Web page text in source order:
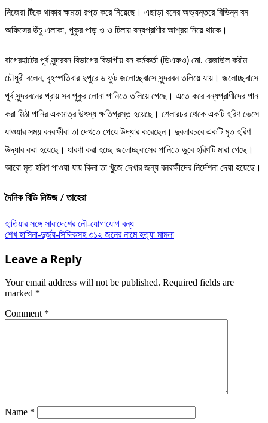
নিজেরা টিকে থাকার ক্ষমতা রপ্ত করে নিয়েছে। এছাড়া বনের অভ্যন্তরে বিভিন্ন বন
অফিসের উঁচু এলাকা, পুকুর পাড় ও ও টিলায় বন্যপ্রাণীর আশ্রয় নিয়ে থাকে।
বাগেরহাটের পূর্ব সুন্দরবন বিভাগের বিভাগীয় বন কর্মকর্তা (ডিএফও) মো. রেজাউল করীম
চৌধুরী বলেন, বৃহস্পতিবার দুপুরে ৬ ফুট জলোচ্ছ্বাসে সুন্দরবন তলিয়ে যায়। জলোচ্ছ্বাসে
পূর্ব সুন্দরবনের প্রায় সব পুকুর লোনা পানিতে তলিয়ে গেছে। এতে করে বন্যপ্রাণীদের পান
করা মিঠা পানির একমাত্র উৎস্য ক্ষতিগ্রস্ত হয়েছে। শেলারচর থেকে একটি হরিণ ভেসে
যাওয়ার সময় বনরক্ষীরা তা দেখতে পেয়ে উদ্ধার করেছেন। দুবলারচরে একটি মৃত হরিণ
উদ্ধার করা হয়েছে। ধারণা করা হচ্ছে জলোচ্ছ্বাসের পানিতে ডুবে হরিণটি মারা গেছে।
আরো মৃত হরিণ পাওয়া যায় কিনা তা খুঁজে দেখার জন্য বনরক্ষীদের নির্দেশনা দেয়া হয়েছে।
দৈনিক বিডি নিউজ / তাহেরা
Post
হাতিয়ার সঙ্গে সারাদেশের নৌ-যোগাযোগ বন্ধ
শেখ হাসিনা-দুর্জয়-সিদ্দিকসহ ৩১২ জনের নামে হত্যা মামলা
Leave a Reply
Your email address will not be published. Required fields are
marked *
Comment *
Name *